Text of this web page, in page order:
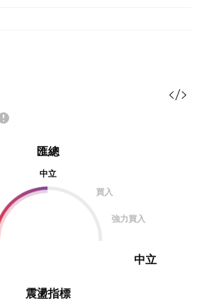
震盪指標
匯總
中立
買入
強力買入
中立